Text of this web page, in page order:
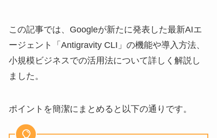
この記事では、Googleが新たに発表した最新AIエ
ージェント「Antigravity CLI」の機能や導入方法、
小規模ビジネスでの活用法について詳しく解説し
ました。
ポイントを簡潔にまとめると以下の通りです。